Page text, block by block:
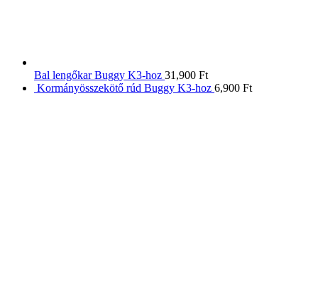
Bal lengőkar Buggy K3-hoz 31,900 Ft
Kormányösszekötő rúd Buggy K3-hoz 6,900 Ft